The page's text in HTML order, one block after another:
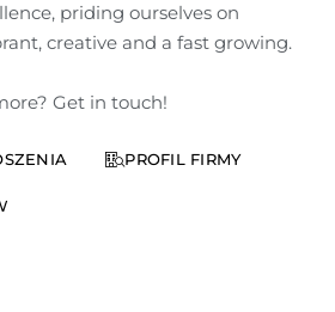
priding ourselves on
creative and a fast growing.
Get in touch!
PROFIL FIRMY